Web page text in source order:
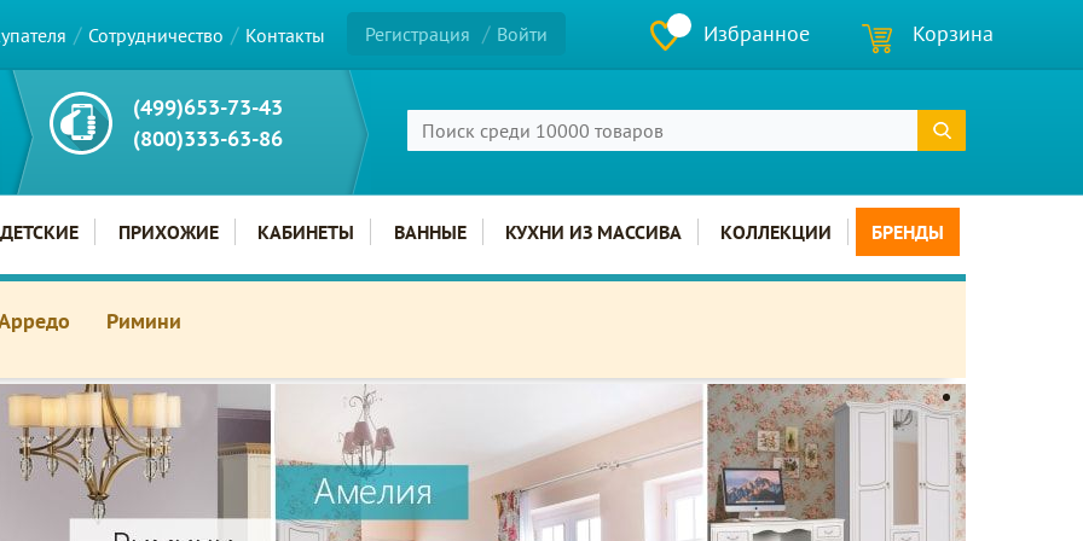
Сотрудничество Контакты Регистрация Войти Избранное Корзина
(499)653-73-43
(800)333-63-86
ДЕТСКИЕ ПРИХОЖИЕ КАБИНЕТЫ ВАННЫЕ КУХНИ ИЗ МАССИВА КОЛЛЕКЦИИ БРЕНДЫ
Римини